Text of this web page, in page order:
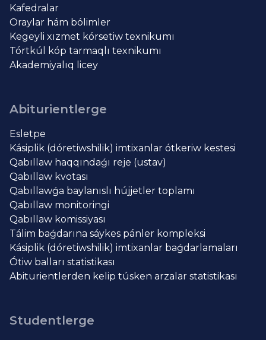
Kafedralar
Oraylar hám bólimler
Kegeyli xızmet kórsetiw texnikumı
Tórtkúl kóp tarmaqlı texnikumı
Akademiyalıq licey
Abiturientlerge
Esletpe
Kásiplik (dóretiwshilik) imtixanlar ótkeriw kestesi
Qabıllaw haqqındaǵı reje (ustav)
Qabıllaw kvotası
Qabıllawǵa baylanıslı hújjetler toplamı
Qabıllaw monitoringi
Qabıllaw komissiyası
Tálim baǵdarına sáykes pánler kompleksi
Kásiplik (dóretiwshilik) imtixanlar baǵdarlamaları
Ótiw balları statistikası
Abiturientlerden kelip túsken arzalar statistikası
Studentlerge